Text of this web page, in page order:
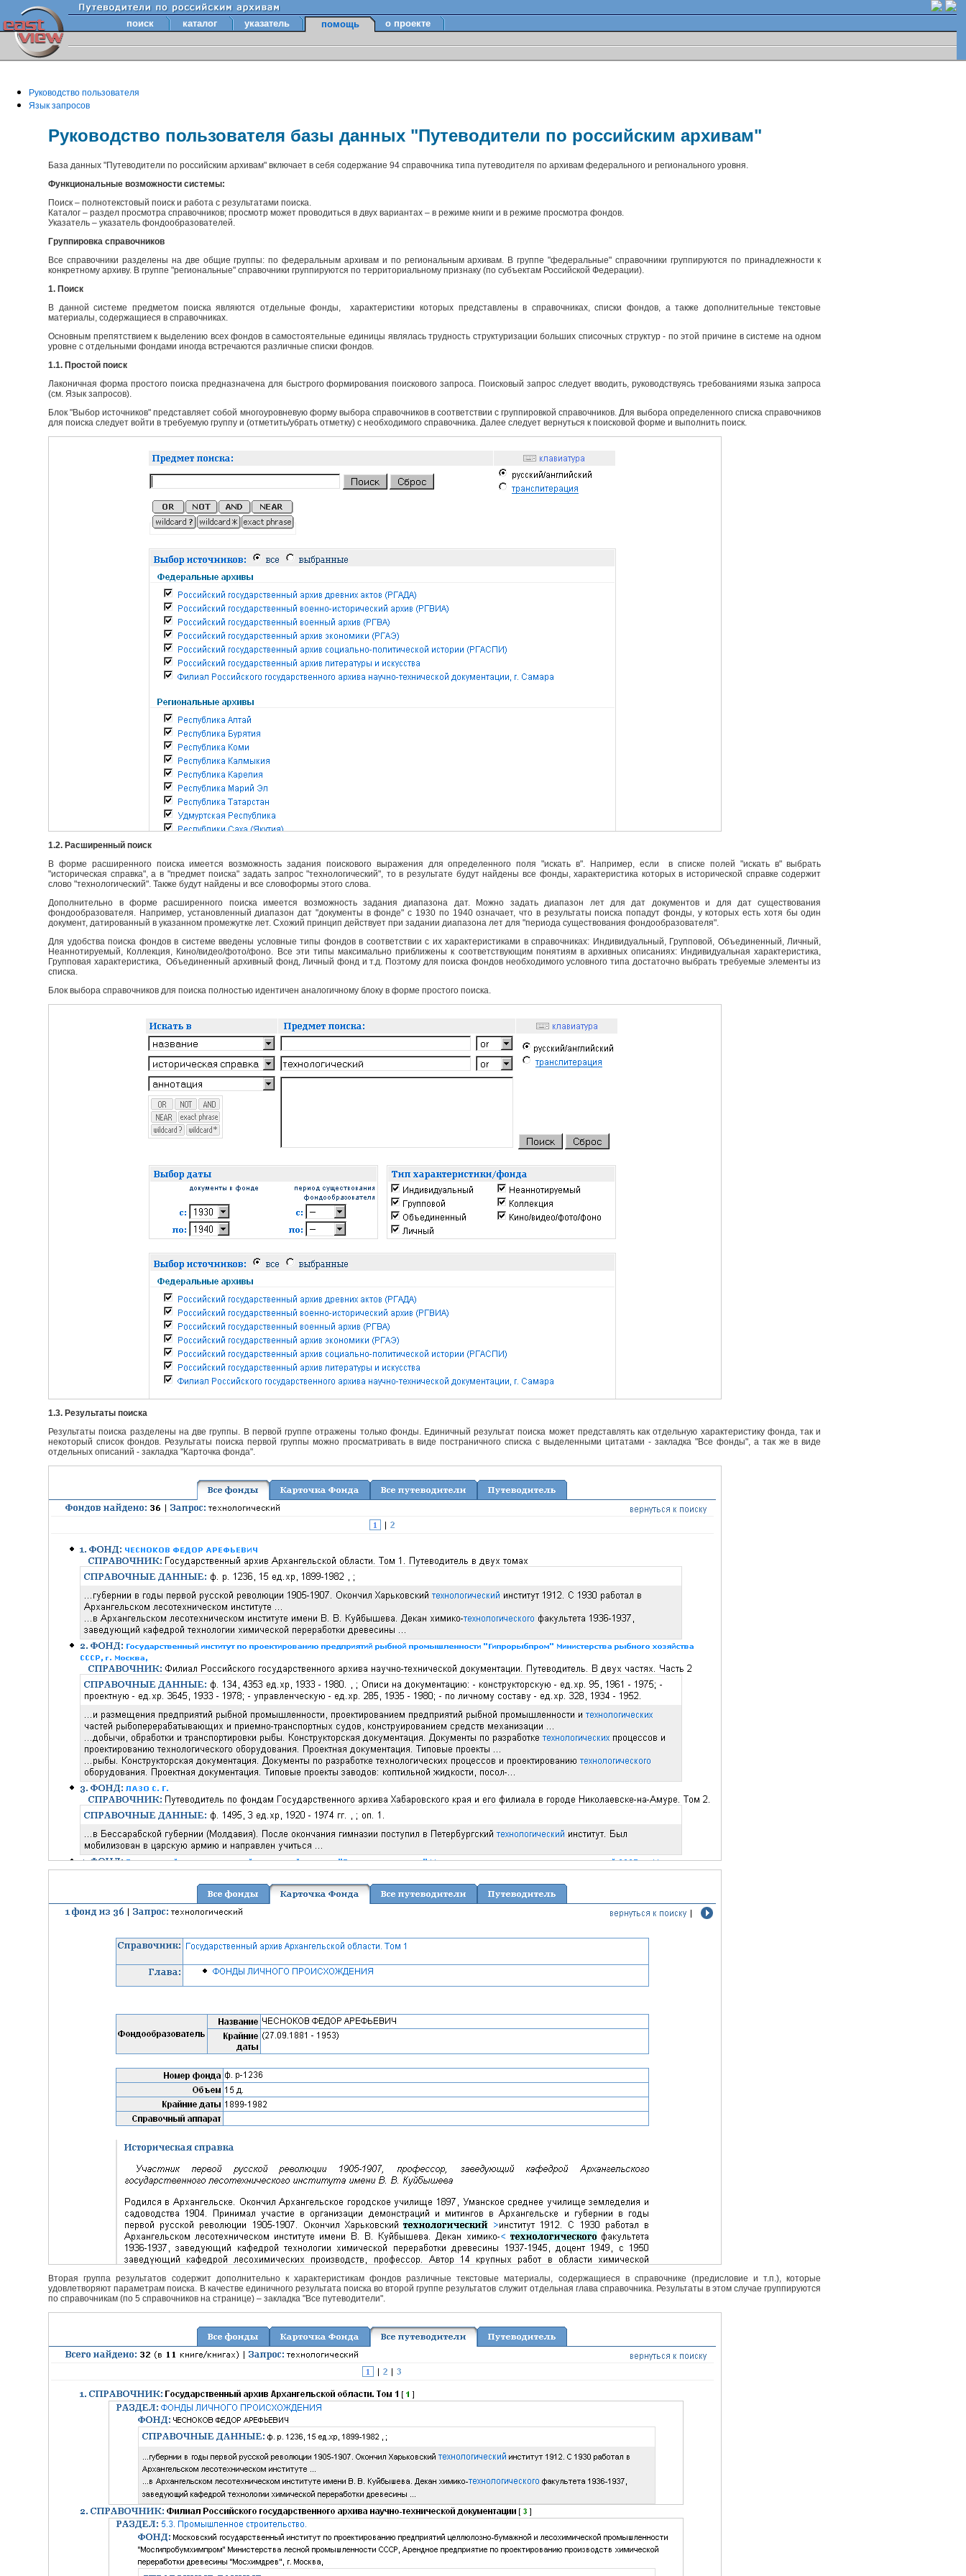
поиск каталог указатель помощь о проекте
Руководство пользователя
Язык запросов
Руководство пользователя базы данных "Путеводители по российским архивам"
База данных "Путеводители по российским архивам" включает в себя содержание 94 справочника типа путеводителя по архивам федерального и регионального уровня.
Функциональные возможности системы:
Поиск – полнотекстовый поиск и работа с результатами поиска.
Каталог – раздел просмотра справочников; просмотр может проводиться в двух вариантах – в режиме книги и в режиме просмотра фондов.
Указатель – указатель фондообразователей.
Группировка справочников
Все справочники разделены на две общие группы: по федеральным архивам и по региональным архивам. В группе "федеральные" справочники группируются по принадлежности к
конкретному архиву. В группе "региональные" справочники группируются по территориальному признаку (по субъектам Российской Федерации).
1. Поиск
В данной системе предметом поиска являются отдельные фонды, характеристики которых представлены в справочниках, списки фондов, а также дополнительные текстовые
материалы, содержащиеся в справочниках.
Основным препятствием к выделению всех фондов в самостоятельные единицы являлась трудность структуризации больших списочных структур - по этой причине в системе на одном
уровне с отдельными фондами иногда встречаются различные списки фондов.
1.1. Простой поиск
Лаконичная форма простого поиска предназначена для быстрого формирования поискового запроса. Поисковый запрос следует вводить, руководствуясь требованиями языка запроса
(см. Язык запросов).
Блок "Выбор источников" представляет собой многоуровневую форму выбора справочников в соответствии с группировкой справочников. Для выбора определенного списка справочников
для поиска следует войти в требуемую группу и (отметить/убрать отметку) с необходимого справочника. Далее следует вернуться к поисковой форме и выполнить поиск.
1.2. Расширенный поиск
В форме расширенного поиска имеется возможность задания поискового выражения для определенного поля "искать в". Например, если в списке полей "искать в" выбрать
"историческая справка", а в "предмет поиска" задать запрос "технологический", то в результате будут найдены все фонды, характеристика которых в исторической справке содержит
слово "технологический". Также будут найдены и все словоформы этого слова.
Дополнительно в форме расширенного поиска имеется возможность задания диапазона дат. Можно задать диапазон лет для дат документов и для дат существования
фондообразователя. Например, установленный диапазон дат "документы в фонде" с 1930 по 1940 означает, что в результаты поиска попадут фонды, у которых есть хотя бы один
документ, датированный в указанном промежутке лет. Схожий принцип действует при задании диапазона лет для "периода существования фондообразователя".
Для удобства поиска фондов в системе введены условные типы фондов в соответствии с их характеристиками в справочниках: Индивидуальный, Групповой, Объединенный, Личный,
Неаннотируемый, Коллекция, Кино/видео/фото/фоно. Все эти типы максимально приближены к соответствующим понятиям в архивных описаниях: Индивидуальная характеристика,
Групповая характеристика, Объединенный архивный фонд, Личный фонд и т.д. Поэтому для поиска фондов необходимого условного типа достаточно выбрать требуемые элементы из
списка.
Блок выбора справочников для поиска полностью идентичен аналогичному блоку в форме простого поиска.
1.3. Результаты поиска
Результаты поиска разделены на две группы. В первой группе отражены только фонды. Единичный результат поиска может представлять как отдельную характеристику фонда, так и
некоторый список фондов. Результаты поиска первой группы можно просматривать в виде постраничного списка с выделенными цитатами - закладка "Все фонды", а так же в виде
отдельных описаний - закладка "Карточка фонда".
Вторая группа результатов содержит дополнительно к характеристикам фондов различные текстовые материалы, содержащиеся в справочнике (предисловие и т.п.), которые
удовлетворяют параметрам поиска. В качестве единичного результата поиска во второй группе результатов служит отдельная глава справочника. Результаты в этом случае группируются
по справочникам (по 5 справочников на странице) – закладка "Все путеводители".